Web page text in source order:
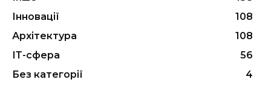
Інновації
108
Архітектура
108
ІТ-сфера
56
Без категорії
4